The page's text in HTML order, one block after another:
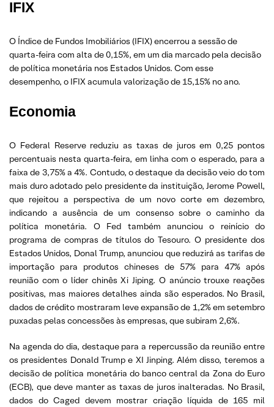
IFIX
O Índice de Fundos Imobiliários (IFIX) encerrou a sessão de
quarta-feira com alta de 0,15%, em um dia marcado pela decisão
de política monetária nos Estados Unidos. Com esse
desempenho, o IFIX acumula valorização de 15,15% no ano.
Economia
O Federal Reserve reduziu as taxas de juros em 0,25 pontos
percentuais nesta quarta-feira, em linha com o esperado, para a
faixa de 3,75% a 4%. Contudo, o destaque da decisão veio do tom
mais duro adotado pelo presidente da instituição, Jerome Powell,
que rejeitou a perspectiva de um novo corte em dezembro,
indicando a ausência de um consenso sobre o caminho da
política monetária. O Fed também anunciou o reinício do
programa de compras de títulos do Tesouro. O presidente dos
Estados Unidos, Donal Trump, anunciou que reduzirá as tarifas de
importação para produtos chineses de 57% para 47% após
reunião com o líder chinês Xi Jiping. O anúncio trouxe reações
positivas, mas maiores detalhes ainda são esperados. No Brasil,
dados de crédito mostraram leve expansão de 1,2% em setembro
puxadas pelas concessões às empresas, que subiram 2,6%.
Na agenda do dia, destaque para a repercussão da reunião entre
os presidentes Donald Trump e XI Jinping. Além disso, teremos a
decisão de política monetária do banco central da Zona do Euro
(ECB), que deve manter as taxas de juros inalteradas. No Brasil,
dados do Caged devem mostrar criação líquida de 165 mil